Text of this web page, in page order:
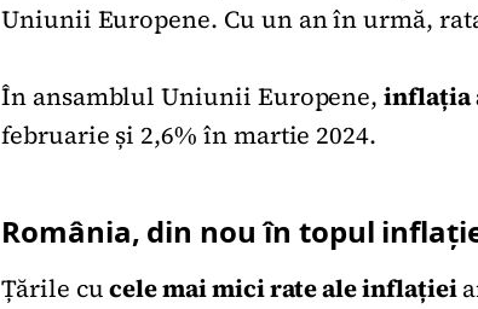
Uniunii Europene. Cu un an în urmă,
În ansamblul Uniunii Europene,inflația
februarie și 2,6% în martie 2024.
România, din nou în topul
Țările cucele mai mici rate ale inflației